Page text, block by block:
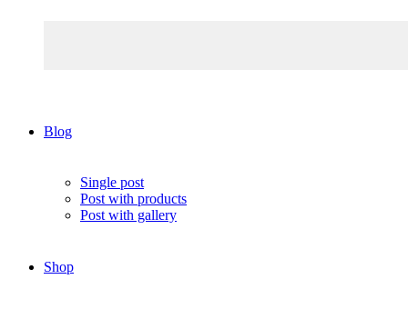
Blog
Single post
Post with products
Post with gallery
Shop